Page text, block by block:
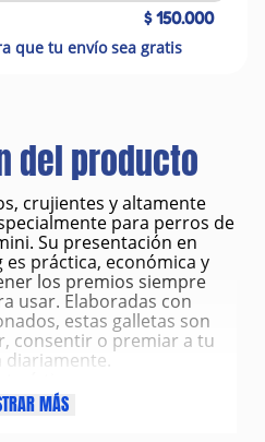
$ 150.000
que tu envío sea gratis
del producto
crujientes y altamente
para perros de
Su presentación en
práctica, económica y
los premios siempre
usar. Elaboradas con
estas galletas son
consentir o premiar a tu
diariamente.
ideales para perros de
premios frecuentes.
MÁS